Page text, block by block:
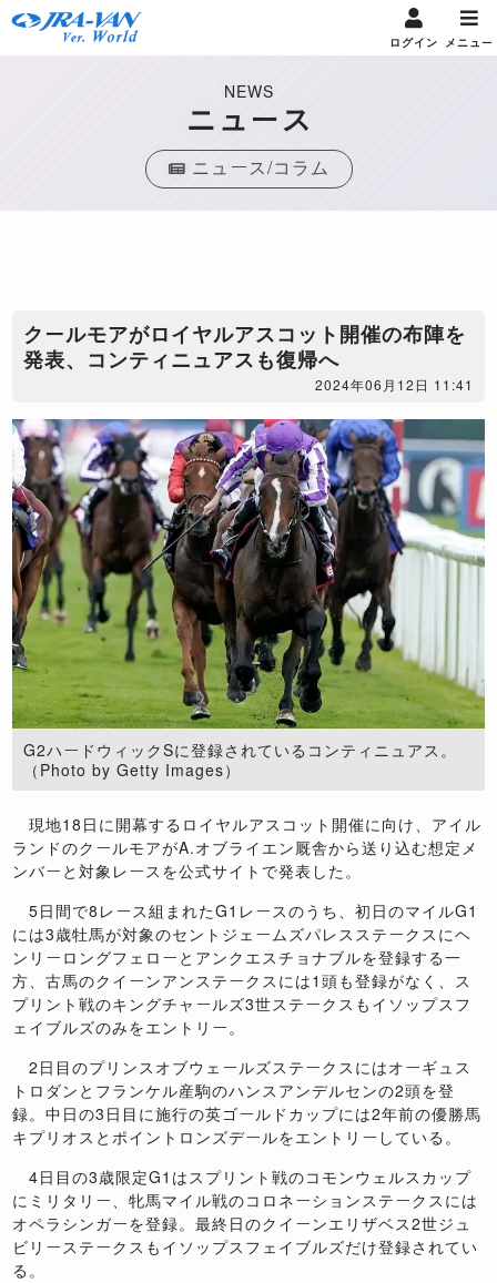
ログイン メニュー
NEWS
ニュース
ニュース/コラム
クールモアがロイヤルアスコット開催の布陣を
発表、コンティニュアスも復帰へ
2024年06月12日 11:41
G2ハードウィックSに登録されているコンティニュアス。
（Photo by Getty Images）
現地18日に開幕するロイヤルアスコット開催に向け、アイル
ランドのクールモアがA.オブライエン厩舎から送り込む想定メ
ンバーと対象レースを公式サイトで発表した。
5日間で8レース組まれたG1レースのうち、初日のマイルG1
には3歳牡馬が対象のセントジェームズパレスステークスにヘ
ンリーロングフェローとアンクエスチョナブルを登録する一
方、古馬のクイーンアンステークスには1頭も登録がなく、ス
プリント戦のキングチャールズ3世ステークスもイソップスフ
ェイブルズのみをエントリー。
2日目のプリンスオブウェールズステークスにはオーギュス
トロダンとフランケル産駒のハンスアンデルセンの2頭を登
録。中日の3日目に施行の英ゴールドカップには2年前の優勝馬
キプリオスとポイントロンズデールをエントリーしている。
4日目の3歳限定G1はスプリント戦のコモンウェルスカップ
にミリタリー、牝馬マイル戦のコロネーションステークスには
オペラシンガーを登録。最終日のクイーンエリザベス2世ジュ
ビリーステークスもイソップスフェイブルズだけ登録されてい
る。